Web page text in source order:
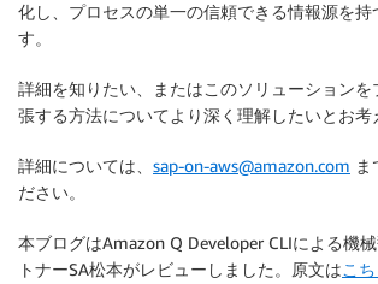
化し、プロセスの単一の信頼できる情報源を持
す。
詳細を知りたい、またはこのソリューション
張する方法についてより深く理解したいとお考
詳細については、 sap-on-aws@amazon.com ま
ださい。
本ブログはAmazon Q Developer CLIによる機
トナーSA松本がレビューしました。原文はこち